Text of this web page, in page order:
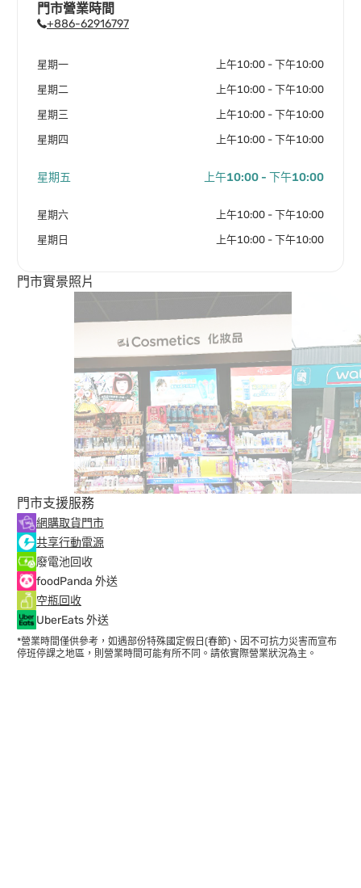
門市營業時間
+886-62916797
星期一 上午10:00 - 下午10:00
星期二 上午10:00 - 下午10:00
星期三 上午10:00 - 下午10:00
星期四 上午10:00 - 下午10:00
星期五 上午10:00 - 下午10:00
星期六 上午10:00 - 下午10:00
星期日 上午10:00 - 下午10:00
門市實景照片
門市支援服務
網購取貨門市
共享行動電源
廢電池回收
foodPanda 外送
空瓶回收
UberEats 外送
*營業時間僅供參考，如遇部份特殊國定假日(春節)、因不可抗力災害而宣布
停班停課之地區，則營業時間可能有所不同。請依實際營業狀況為主。